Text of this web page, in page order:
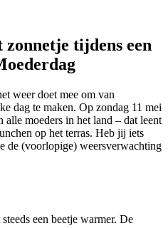
tijdens een
weer doet mee om van
dag te maken. Op zondag 11 mei
alle moeders in het land – dat leent
op het terras. Heb jij iets
de (voorlopige) weersverwachting
een beetje warmer. De